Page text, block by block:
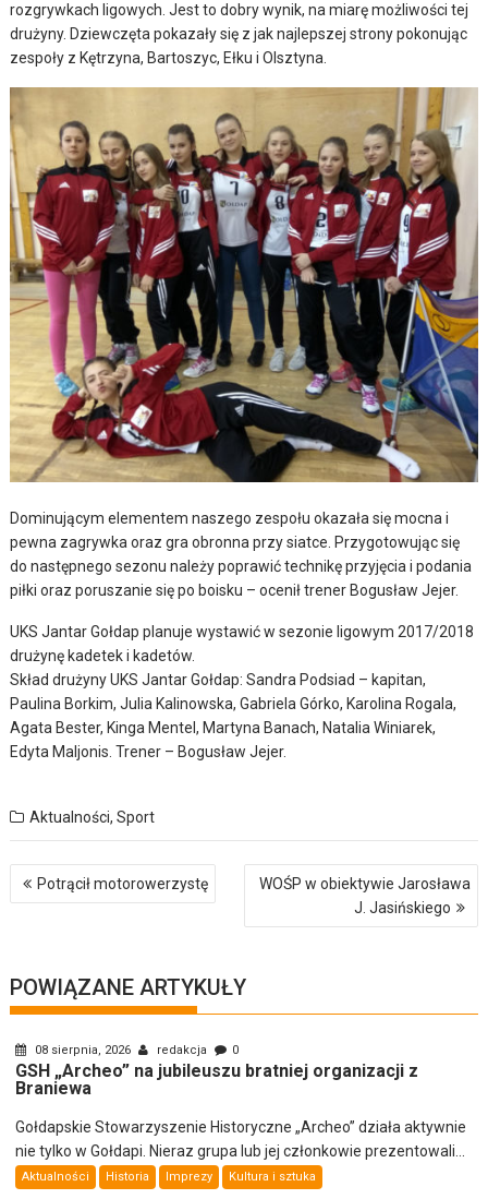
rozgrywkach ligowych. Jest to dobry wynik, na miarę możliwości tej
drużyny. Dziewczęta pokazały się z jak najlepszej strony pokonując
zespoły z Kętrzyna, Bartoszyc, Ełku i Olsztyna.
Dominującym elementem naszego zespołu okazała się mocna i
pewna zagrywka oraz gra obronna przy siatce. Przygotowując się
do następnego sezonu należy poprawić technikę przyjęcia i podania
piłki oraz poruszanie się po boisku – ocenił trener Bogusław Jejer.
UKS Jantar Gołdap planuje wystawić w sezonie ligowym 2017/2018
drużynę kadetek i kadetów.
Skład drużyny UKS Jantar Gołdap: Sandra Podsiad – kapitan,
Paulina Borkim, Julia Kalinowska, Gabriela Górko, Karolina Rogala,
Agata Bester, Kinga Mentel, Martyna Banach, Natalia Winiarek,
Edyta Maljonis. Trener – Bogusław Jejer.
Aktualności,Sport
Nawigacja
wpisuPotrącił motorowerzystę
WOŚP w obiektywie Jarosława
J. Jasińskiego
POWIĄZANE ARTYKUŁY
08 sierpnia, 2026 redakcja 0
GSH „Archeo” na jubileuszu bratniej organizacji z
Braniewa
Gołdapskie Stowarzyszenie Historyczne „Archeo” działa aktywnie
nie tylko w Gołdapi. Nieraz grupa lub jej członkowie prezentowali...
Aktualności Historia Imprezy Kultura i sztuka